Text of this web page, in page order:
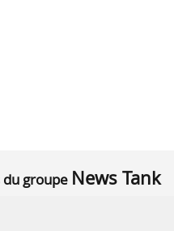
du groupe News Tank